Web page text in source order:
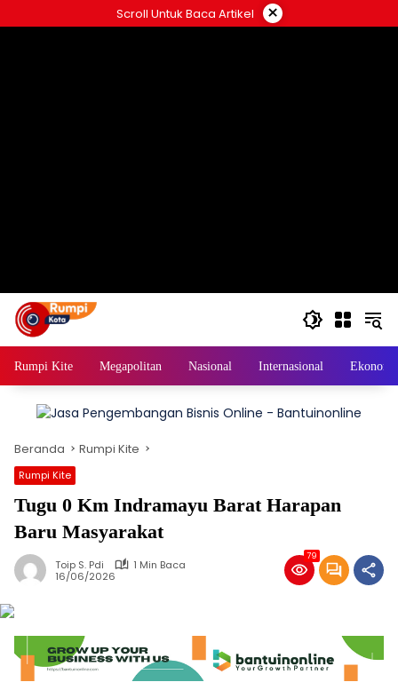
ke
Scroll Untuk Baca Artikel ×
Rumpi Kite Megapolitan Nasional Internasional
Beranda Rumpi Kite
Rumpi Kite
Tugu 0 Km Indramayu Barat Harapan
Baru Masyarakat
Toip S. Pdi
1 Min Baca
16/06/2026
79